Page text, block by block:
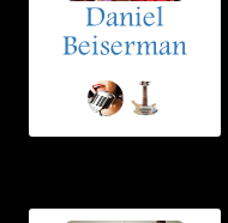
Daniel
Beiserman